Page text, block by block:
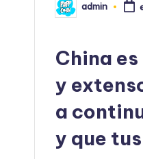
Publicado
por
admin
China
y
a
y que